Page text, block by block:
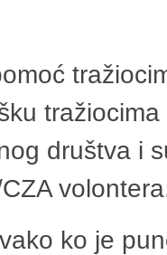
društva i
ko je